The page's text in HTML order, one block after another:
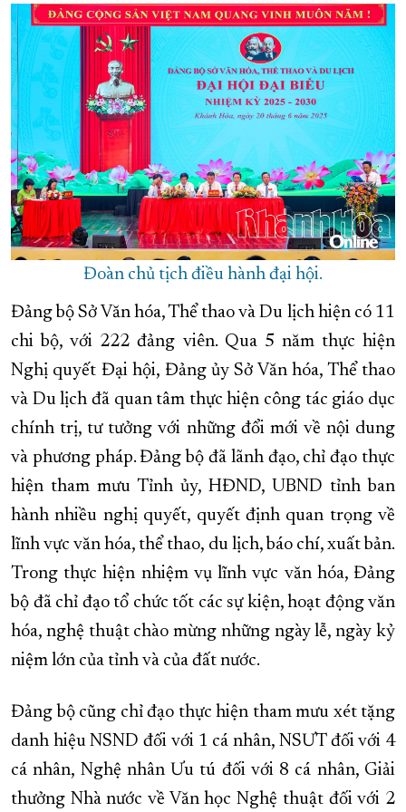
Đoàn chủ tịch điều hành đại hội.
Đảng bộ Sở Văn hóa, Thể thao và Du lịch hiện có 11
chi bộ, với 222 đảng viên. Qua 5 năm thực hiện
Nghị quyết Đại hội, Đảng ủy Sở Văn hóa, Thể thao
và Du lịch đã quan tâm thực hiện công tác giáo dục
chính trị, tư tưởng với những đổi mới về nội dung
và phương pháp. Đảng bộ đã lãnh đạo, chỉ đạo thực
hiện tham mưu Tỉnh ủy, HĐND, UBND tỉnh ban
hành nhiều nghị quyết, quyết định quan trọng về
lĩnh vực văn hóa, thể thao, du lịch, báo chí, xuất bản.
Trong thực hiện nhiệm vụ lĩnh vực văn hóa, Đảng
bộ đã chỉ đạo tổ chức tốt các sự kiện, hoạt động văn
hóa, nghệ thuật chào mừng những ngày lễ, ngày kỷ
niệm lớn của tỉnh và của đất nước.
Đảng bộ cũng chỉ đạo thực hiện tham mưu xét tặng
danh hiệu NSND đối với 1 cá nhân, NSƯT đối với 4
cá nhân, Nghệ nhân Ưu tú đối với 8 cá nhân, Giải
thưởng Nhà nước về Văn học Nghệ thuật đối với 2